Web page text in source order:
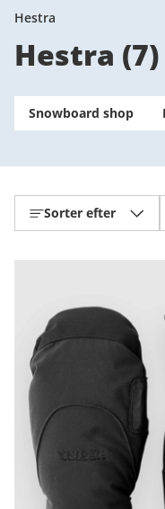
Hestra
Hestra (7)
Snowboard shop
Sorter efter